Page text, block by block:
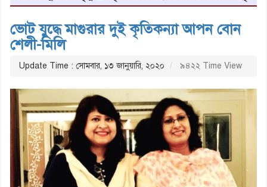
ভোট যুদ্ধে মাগুরার দুই কৃতিকন্যা আপন বোন
শেলী-মিলি
Update Time : সোমবার, ১৩ জানুয়ারি, ২০২০ ৯৪২২ Time View